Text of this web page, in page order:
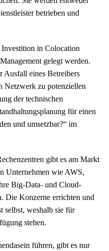
betrieben und
in Colocation
gelegt werden.
Ausfall eines Betreibers
Netzwerk zu potenziellen
der technischen
für einen
und umsetzbar?“ im
gibt es am Markt
Unternehmen wie AWS,
Big-Data- und Cloud-
Die Konzerne errichten und
selbst, weshalb sie für
stehen.
führen, gibt es nur